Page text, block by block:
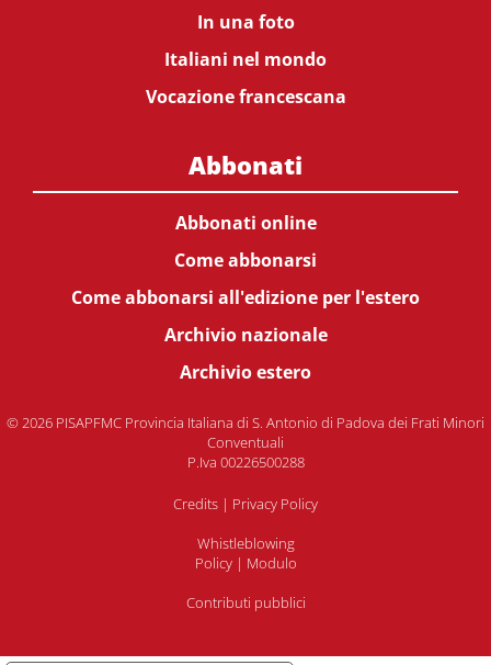
In una foto
Italiani nel mondo
Vocazione francescana
Abbonati
Abbonati online
Come abbonarsi
Come abbonarsi all'edizione per l'estero
Archivio nazionale
Archivio estero
© 2026 PISAPFMC Provincia Italiana di S. Antonio di Padova dei Frati Minori
Conventuali
P.Iva 00226500288
Credits | Privacy Policy
Whistleblowing
Policy| Modulo
Contributi pubblici